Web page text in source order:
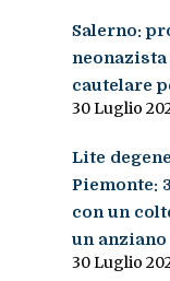
Salerno:
cautelare
30 Luglio
Lite
Piemonte:
con un
un anziano
30 Luglio